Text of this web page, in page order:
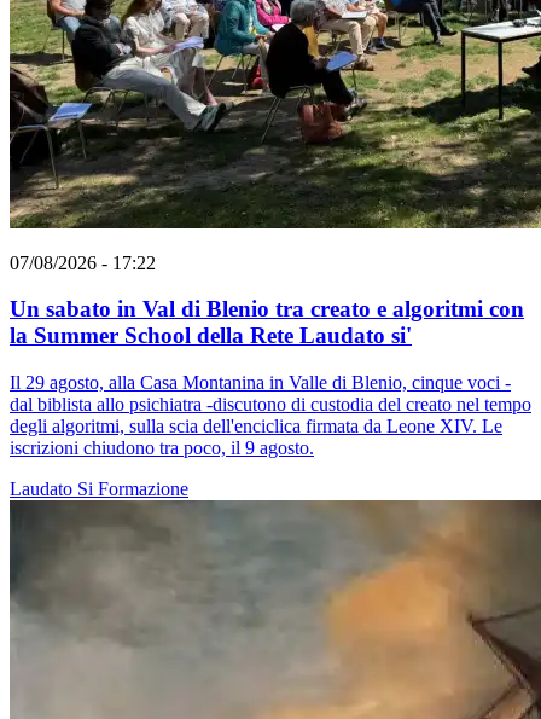
07/08/2026 - 17:22
Un sabato in Val di Blenio tra creato e algoritmi con
la Summer School della Rete Laudato si'
Il 29 agosto, alla Casa Montanina in Valle di Blenio, cinque voci -
dal biblista allo psichiatra -discutono di custodia del creato nel tempo
degli algoritmi, sulla scia dell'enciclica firmata da Leone XIV. Le
iscrizioni chiudono tra poco, il 9 agosto.
Laudato Si Formazione